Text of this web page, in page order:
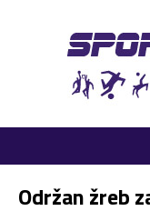
Održan žreb